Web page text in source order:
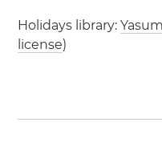
Holidays library:
license)